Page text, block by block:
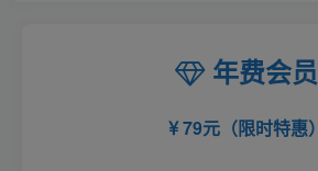
年费会员
79元（限时特惠）